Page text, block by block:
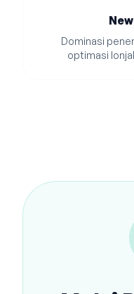
Dominasi
optimasi